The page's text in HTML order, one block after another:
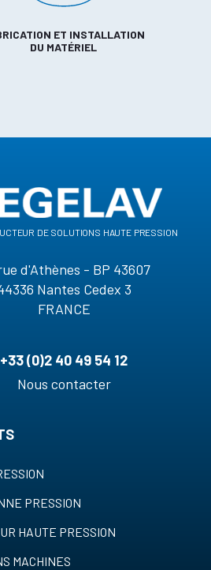
ET INSTALLATION
DU MATÉRIEL
de solutions haute pression
d'Athènes - BP 43607
Nantes Cedex 3
FRANCE
+33 (0)2 40 49 54 12
Nous contacter
PRESSION
HAUTE PRESSION
MACHINES